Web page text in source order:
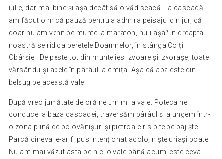
iulie, dar mai bine și așa decât să o văd seacă. La cascadă
am făcut o mică pauză pentru a admira peisajul din jur, că
doar nu am venit pe munte la maraton, nu-i așa? In dreapta
noastră se ridica peretele Doamnelor, în stânga Colții
Obârșiei. De peste tot din munte ies izvoare și izvorașe, toate
vărsându-și apele în pârâul Ialomița. Așa că apa este din
belșug pe această vale.
După vreo jumătate de oră ne urnim la vale. Poteca ne
conduce la baza cascadei, traversăm pârâul și ajungem într-
o zona plină de bolovănișuri și pietroaie risipite pe pajiște.
Parcă cineva le-ar fi pus intenționat acolo, niște uriași poate!
Nu am mai văzut asta pe nici o vale până acum, este ceva